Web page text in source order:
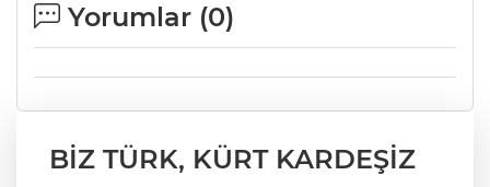
Yorumlar (0)
BİZ TÜRK, KÜRT KARDEŞİZ